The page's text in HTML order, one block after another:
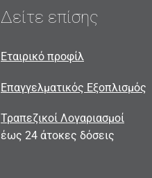
Δείτε επίσης
Εταιρικό προφίλ
Επαγγελματικός Εξοπλισμός
Τραπεζικοί Λογαριασμοί
έως 24 άτοκες δόσεις